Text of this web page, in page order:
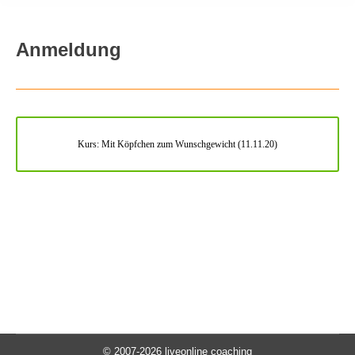
Anmeldung
Kurs: Mit Köpfchen zum Wunschgewicht (11.11.20)
© 2007-2026 liveonline coaching